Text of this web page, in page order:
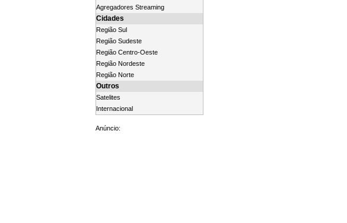
Agregadores Streaming
Cidades
Região Sul
Região Sudeste
Região Centro-Oeste
Região Nordeste
Região Norte
Outros
Satelites
Internacional
Anúncio: